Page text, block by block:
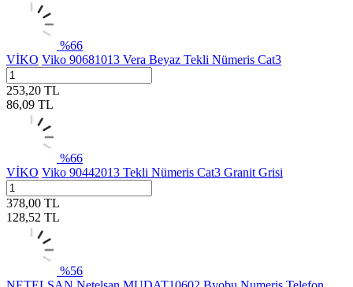
%66
VİKO Viko 90681013 Vera Beyaz Tekli Nümeris Cat3
253,20 TL
86,09 TL
%66
VİKO Viko 90442013 Tekli Nümeris Cat3 Granit Grisi
378,00 TL
128,52 TL
%56